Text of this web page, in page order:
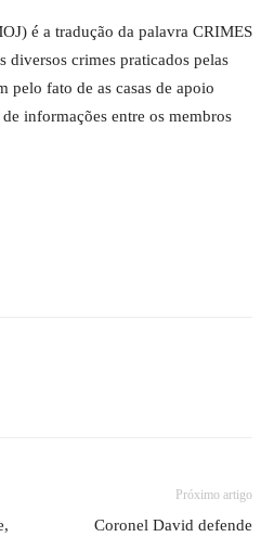
é a tradução da palavra CRIMES
diversos crimes praticados pelas
pelo fato de as casas de apoio
informações entre os membros
Próximo artigo
Coronel David defende